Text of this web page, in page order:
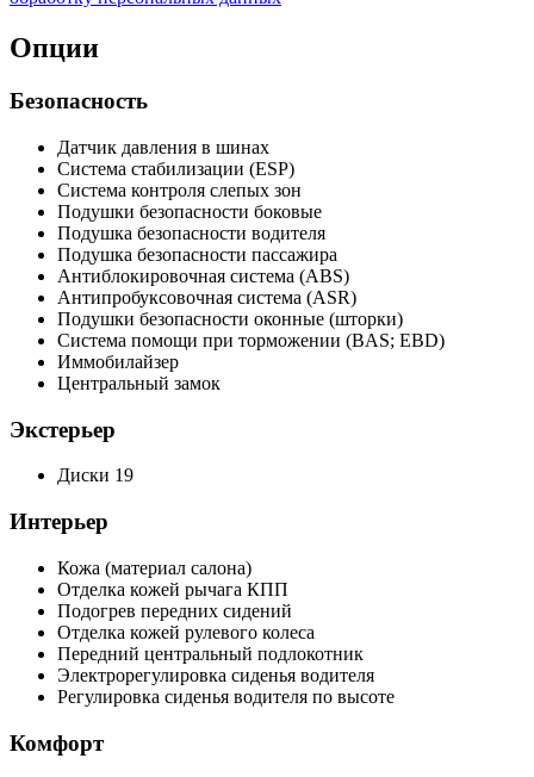
Опции
Безопасность
Датчик давления в шинах
Система стабилизации (ESP)
Система контроля слепых зон
Подушки безопасности боковые
Подушка безопасности водителя
Подушка безопасности пассажира
Антиблокировочная система (ABS)
Антипробуксовочная система (ASR)
Подушки безопасности оконные (шторки)
Система помощи при торможении (BAS; EBD)
Иммобилайзер
Центральный замок
Экстерьер
Диски 19
Интерьер
Кожа (материал салона)
Отделка кожей рычага КПП
Подогрев передних сидений
Отделка кожей рулевого колеса
Передний центральный подлокотник
Электрорегулировка сиденья водителя
Регулировка сиденья водителя по высоте
Комфорт